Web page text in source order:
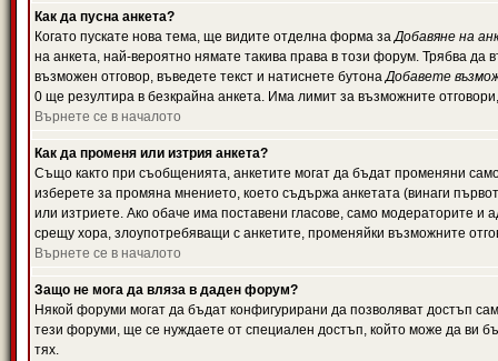
Как да пусна анкета?
Когато пускате нова тема, ще видите отделна форма заДобавяне на
на анкета, най-вероятно нямате такива права в този форум. Трябва да
възможен отговор, въведете текст и натиснете бутонаДобавете
0 ще резултира в безкрайна анкета. Има лимит за възможните
Върнете се в началото
Как да променя или изтрия анкета?
Също както при съобщенията, анкетите могат да бъдат променяни
изберете за промяна мнението, което съдържа анкетата (винаги
или изтриете. Ако обаче има поставени гласове, само модераторите и
срещу хора, злоупотребяващи с анкетите, променяйки възможните
Върнете се в началото
Защо не мога да вляза в даден форум?
Някой форуми могат да бъдат конфигурирани да позволяват достъп
тези форуми, ще се нуждаете от специален достъп, който може да ви
тях.